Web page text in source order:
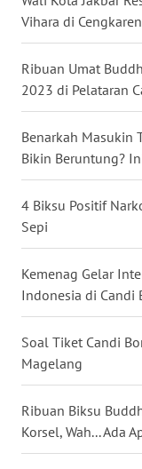
Vihara di
Ribuan Umat
2023 di Pelataran
Benarkah Masukin
Bikin Beruntung?
4 Biksu Positif
Sepi
Kemenag Gelar
Indonesia di Candi
Soal Tiket Candi
Magelang
Ribuan Biksu
Korsel, Wah... Ada
WN
WN
KALTIM
WN
SULSEL
WN
GORONTALO
WN
SULUT
WN